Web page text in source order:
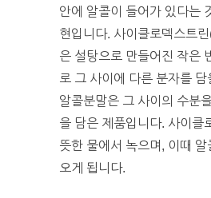
안에 알콜이 들어가 있다는
현입니다. 사이클로덱스트
은 설탕으로 만들어진 작은
로 그 사이에 다른 분자를 담
알콜분말은 그 사이의 수분
을 담은 제품입니다. 사이클
뜻한 물에서 녹으며, 이때
오게 됩니다.